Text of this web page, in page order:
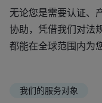
无论您是需要认证、
协助，凭借我们对法
都能在全球范围内为
我们的服务对象